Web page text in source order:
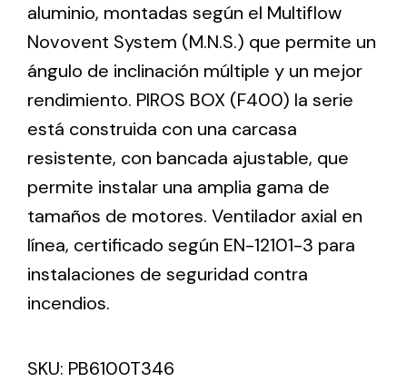
Ventilation
The incorporation of Novovent into the group
meant a greater offer of ventilation products for
different uses
Iluminación Solar
Variedad de soluciones solares para todo tipo
de necesidades.
aluminio, montadas según el Multiflow
Novovent System (M.N.S.) que permite un
ángulo de inclinación múltiple y un mejor
rendimiento. PIROS BOX (F400) la serie
está construida con una carcasa
resistente, con bancada ajustable, que
permite instalar una amplia gama de
tamaños de motores. Ventilador axial en
línea, certificado según EN-12101-3 para
instalaciones de seguridad contra
incendios.
SKU: PB6100T346